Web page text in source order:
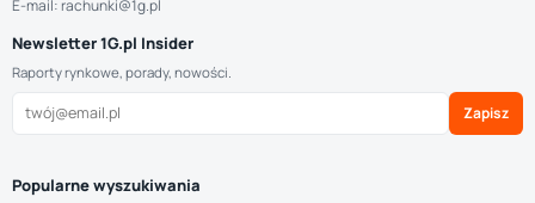
E-mail: rachunki@1g.pl
Newsletter 1G.pl Insider
Raporty rynkowe, porady, nowości.
Zapisz
Popularne wyszukiwania